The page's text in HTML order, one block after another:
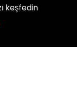
keşfedin